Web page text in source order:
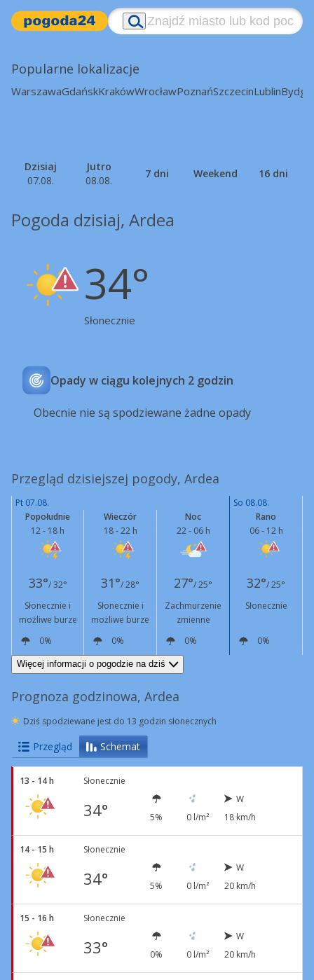
Popularne lokalizacje
WarszawaGdańskKrakówWrocławPoznańSzczecinLublin
Dzisiaj
07.08.
Jutro
08.08.
7 dni Weekend 16 dni
Pogoda dzisiaj, Ardea
34°
Słonecznie
Opady w ciągu kolejnych 2 godzin
Obecnie nie są spodziewane żadne opady
Przegląd dzisiejszej pogody, Ardea
Pt 07.08.
So 08.08.
Popołudnie
12 - 18 h
Wieczór
18 - 22 h
Noc
22 - 06 h
Rano
06 - 12 h
33°/ 32° 31°/ 28° 27°/ 25° 32°/ 25°
Słonecznie i
możliwe burze
Słonecznie i
możliwe burze
Zachmurzenie
zmienne
Słonecznie
0% 0% 0%
0%
W
17 km/h W
8 km/h
Więcej informacji o pogodzie na dziś
Prognoza godzinowa, Ardea
Dziś spodziewane jest do 13 godzin słonecznych
Przegląd Schemat
13 - 14 h Słonecznie
34° 5% 0 l/m²
W
18 km/h
14 - 15 h Słonecznie
34° 5% 0 l/m²
W
20 km/h
15 - 16 h Słonecznie
33° 0% 0 l/m²
W
20 km/h